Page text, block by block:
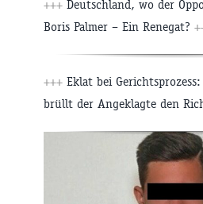
+++ Deutschland, wo der
Boris Palmer – Ein Renegat?
+++ Eklat bei
brüllt der Angeklagte den